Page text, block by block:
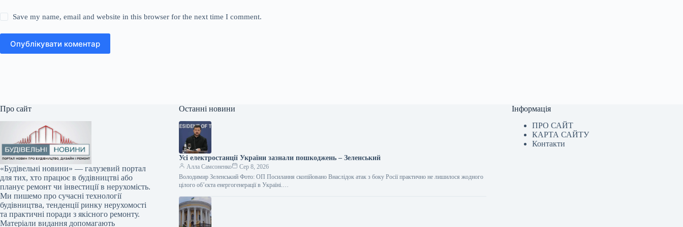
Save my name, email and website in this browser for the next time I comment.
Опублікувати коментар
Про сайт
«Будівельні новини» — галузевий портал
для тих, хто працює в будівництві або
планує ремонт чи інвестиції в нерухомість.
Ми пишемо про сучасні технології
будівництва, тенденції ринку нерухомості
та практичні поради з якісного ремонту.
Матеріали видання допомагають
Останні новини
Усі електростанції України зазнали пошкоджень – Зеленський
Алла Самсоненко
Сер 8, 2026
Володимир Зеленський Фото: ОП Посилання скопійовано Внаслідок атак з боку Росії практично не лишилося жодного
цілого об’єкта енергогенерації в Україні.…
Інформація
ПРО САЙТ
КАРТА САЙТУ
Контакти